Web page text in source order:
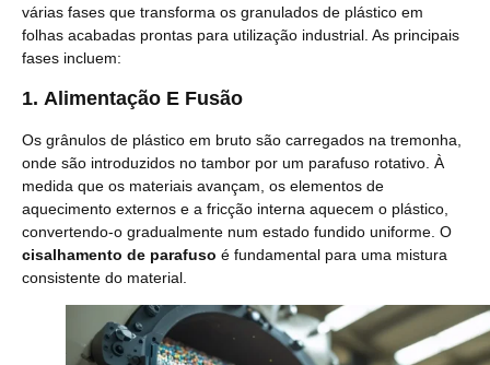
várias fases que transforma os granulados de plástico em
folhas acabadas prontas para utilização industrial. As principais
fases incluem:
1. Alimentação E Fusão
Os grânulos de plástico em bruto são carregados na tremonha,
onde são introduzidos no tambor por um parafuso rotativo. À
medida que os materiais avançam, os elementos de
aquecimento externos e a fricção interna aquecem o plástico,
convertendo-o gradualmente num estado fundido uniforme. O
cisalhamento de parafuso é fundamental para uma mistura
consistente do material.